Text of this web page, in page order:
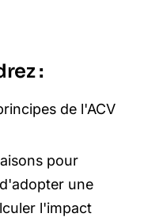
:
de l'ACV
pour
une
l'impact